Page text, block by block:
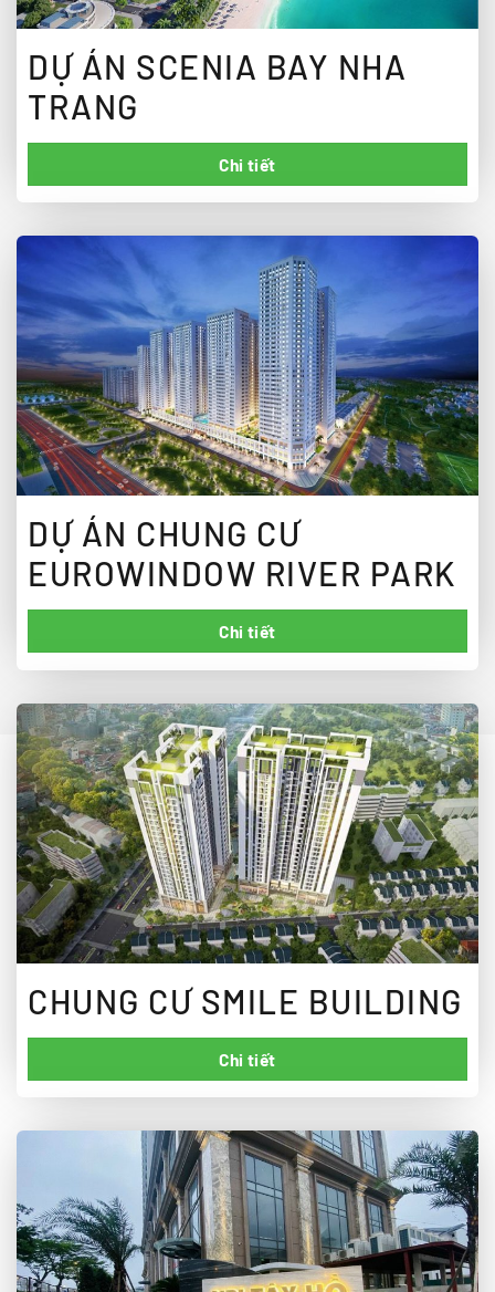
DỰ ÁN SCENIA BAY NHA
TRANG
Chi tiết
DỰ ÁN CHUNG CƯ
EUROWINDOW RIVER PARK
Chi tiết
CHUNG CƯ SMILE BUILDING
Chi tiết